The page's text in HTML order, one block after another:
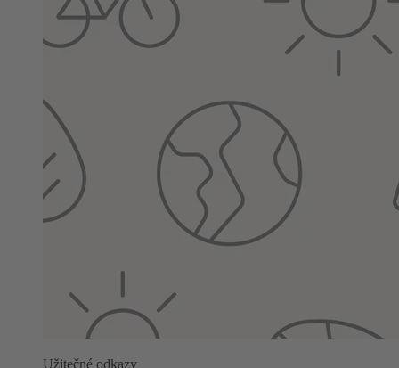
Užitečné odkazy